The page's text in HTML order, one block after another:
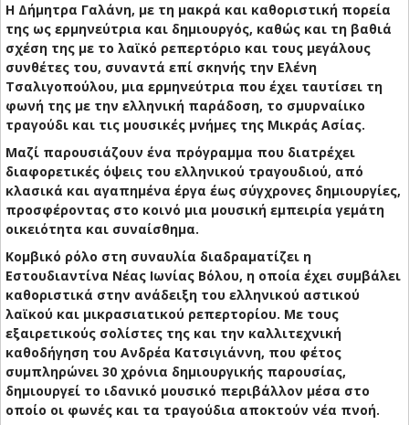
Η Δήμητρα Γαλάνη, με τη μακρά και καθοριστική πορεία
της ως ερμηνεύτρια και δημιουργός, καθώς και τη βαθιά
σχέση της με το λαϊκό ρεπερτόριο και τους μεγάλους
συνθέτες του, συναντά επί σκηνής την Ελένη
Τσαλιγοπούλου, μια ερμηνεύτρια που έχει ταυτίσει τη
φωνή της με την ελληνική παράδοση, το σμυρναίικο
τραγούδι και τις μουσικές μνήμες της Μικράς Ασίας.
Μαζί παρουσιάζουν ένα πρόγραμμα που διατρέχει
διαφορετικές όψεις του ελληνικού τραγουδιού, από
κλασικά και αγαπημένα έργα έως σύγχρονες δημιουργίες,
προσφέροντας στο κοινό μια μουσική εμπειρία γεμάτη
οικειότητα και συναίσθημα.
Κομβικό ρόλο στη συναυλία διαδραματίζει η
Εστουδιαντίνα Νέας Ιωνίας Βόλου, η οποία έχει συμβάλει
καθοριστικά στην ανάδειξη του ελληνικού αστικού
λαϊκού και μικρασιατικού ρεπερτορίου. Με τους
εξαιρετικούς σολίστες της και την καλλιτεχνική
καθοδήγηση του Ανδρέα Κατσιγιάννη, που φέτος
συμπληρώνει 30 χρόνια δημιουργικής παρουσίας,
δημιουργεί το ιδανικό μουσικό περιβάλλον μέσα στο
οποίο οι φωνές και τα τραγούδια αποκτούν νέα πνοή.